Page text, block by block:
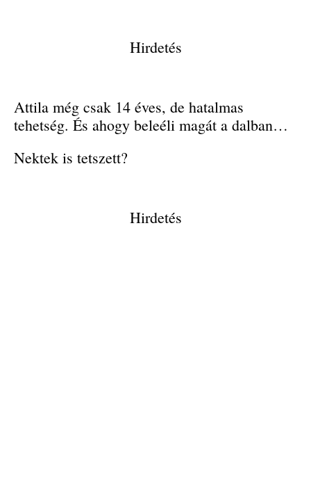
Hirdetés
Attila még csak 14 éves, de hatalmas
tehetség. És ahogy beleéli magát a dalban…
Nektek is tetszett?
Hirdetés